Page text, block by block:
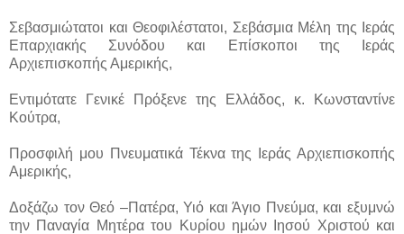
Σεβασμιώτατοι και Θεοφιλέστατοι, Σεβάσμια Μέλη της Ιεράς
Επαρχιακής Συνόδου και Επίσκοποι της Ιεράς
Αρχιεπισκοπής Αμερικής,
Εντιμότατε Γενικέ Πρόξενε της Ελλάδος, κ. Κωνσταντίνε
Κούτρα,
Προσφιλή μου Πνευματικά Τέκνα της Ιεράς Αρχιεπισκοπής
Αμερικής,
Δοξάζω τον Θεό –Πατέρα, Υιό και Άγιο Πνεύμα, και εξυμνώ
την Παναγία Μητέρα του Κυρίου ημών Ιησού Χριστού και